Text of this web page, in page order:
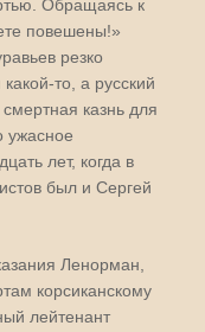
Обращаясь к
повешены!»
резко
то, а русский
казнь для
ужасное
лет, когда в
был и Сергей
Ленорман,
корсиканскому
лейтенант